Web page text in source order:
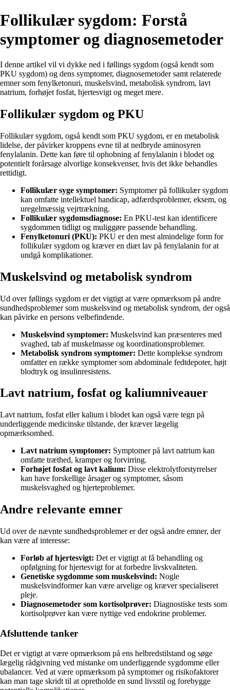
Follikulær sygdom: Forstå
symptomer og diagnosemetoder
I denne artikel vil vi dykke ned i føllings sygdom (også kendt som
PKU sygdom) og dens symptomer, diagnosemetoder samt relaterede
emner som fenylketonuri, muskelsvind, metabolisk syndrom, lavt
natrium, forhøjet fosfat, hjertesvigt og meget mere.
Follikulær sygdom og PKU
Follikulær sygdom, også kendt som PKU sygdom, er en metabolisk
lidelse, der påvirker kroppens evne til at nedbryde aminosyren
fenylalanin. Dette kan føre til ophobning af fenylalanin i blodet og
potentielt forårsage alvorlige konsekvenser, hvis det ikke behandles
rettidigt.
Follikulær syge symptomer: Symptomer på follikulær sygdom
kan omfatte intellektuel handicap, adfærdsproblemer, eksem, og
uregelmæssig vejrtrækning.
Follikulær sygdomsdiagnose: En PKU-test kan identificere
sygdommen tidligt og muliggøre passende behandling.
Fenylketonuri (PKU): PKU er den mest almindelige form for
follikulær sygdom og kræver en diæt lav på fenylalanin for at
undgå komplikationer.
Muskelsvind og metabolisk syndrom
Ud over føllings sygdom er det vigtigt at være opmærksom på andre
sundhedsproblemer som muskelsvind og metabolisk syndrom, der også
kan påvirke en persons velbefindende.
Muskelsvind symptomer: Muskelsvind kan præsenteres med
svaghed, tab af muskelmasse og koordinationsproblemer.
Metabolisk syndrom symptomer: Dette komplekse syndrom
omfatter en række symptomer som abdominale fedtdepoter, højt
blodtryk og insulinresistens.
Lavt natrium, fosfat og kaliumniveauer
Lavt natrium, fosfat eller kalium i blodet kan også være tegn på
underliggende medicinske tilstande, der kræver lægelig
opmærksomhed.
Lavt natrium symptomer: Symptomer på lavt natrium kan
omfatte træthed, kramper og forvirring.
Forhøjet fosfat og lavt kalium: Disse elektrolytforstyrrelser
kan have forskellige årsager og symptomer, såsom
muskelsvaghed og hjerteproblemer.
Andre relevante emner
Ud over de nævnte sundhedsproblemer er der også andre emner, der
kan være af interesse:
Forløb af hjertesvigt: Det er vigtigt at få behandling og
opfølgning for hjertesvigt for at forbedre livskvaliteten.
Genetiske sygdomme som muskelsvind: Nogle
muskelsvindformer kan være arvelige og kræver specialiseret
pleje.
Diagnosemetoder som kortisolprøver: Diagnostiske tests som
kortisolprøver kan være nyttige ved endokrine problemer.
Afsluttende tanker
Det er vigtigt at være opmærksom på ens helbredstilstand og søge
lægelig rådgivning ved mistanke om underliggende sygdomme eller
ubalancer. Ved at være opmærksom på symptomer og risikofaktorer
kan man tage skridt til at opretholde en sund livsstil og forebygge